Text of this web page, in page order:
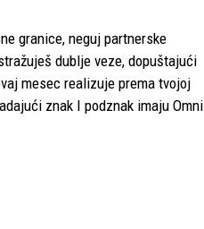
granice, neguj partnerske
dublje veze, dopuštajući
mesec realizuje prema tvojoj
znak I podznak imaju Omni